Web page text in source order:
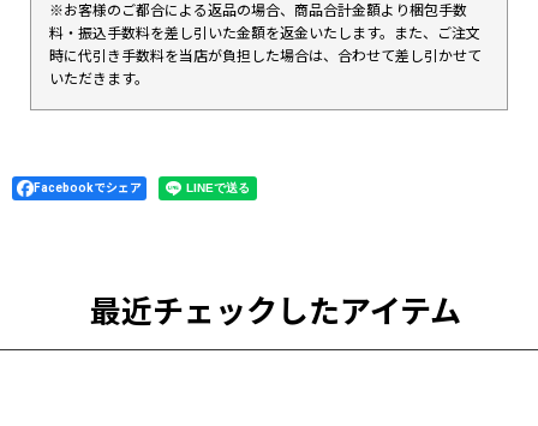
※お客様のご都合による返品の場合、商品合計金額より梱包手数
料・振込手数料を差し引いた金額を返金いたします。また、ご注文
時に代引き手数料を当店が負担した場合は、合わせて差し引かせて
いただきます。
Facebookでシェア
最近チェックしたアイテム